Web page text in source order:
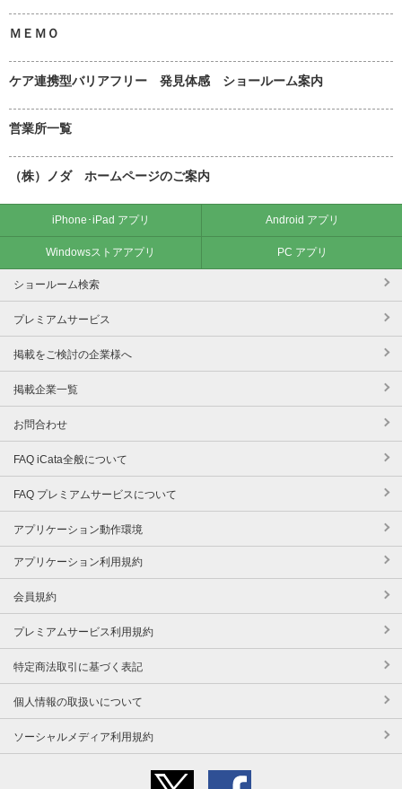
ＭＥＭＯ
ケア連携型バリアフリー 発見体感 ショールーム案内
営業所一覧
（株）ノダ ホームページのご案内
iPhone･iPad アプリ Android アプリ
Windowsストアアプリ PC アプリ
ショールーム検索
プレミアムサービス
掲載をご検討の企業様へ
掲載企業一覧
お問合わせ
FAQ iCata全般について
FAQ プレミアムサービスについて
アプリケーション動作環境
アプリケーション利用規約
会員規約
プレミアムサービス利用規約
特定商法取引に基づく表記
個人情報の取扱いについて
ソーシャルメディア利用規約